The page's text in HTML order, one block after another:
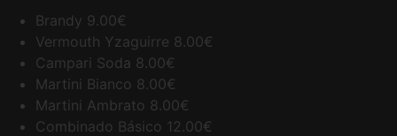
Brandy 9.00€
Vermouth Yzaguirre 8.00€
Campari Soda 8.00€
Martini Bianco 8.00€
Martini Ambrato 8.00€
Combinado Básico 12.00€